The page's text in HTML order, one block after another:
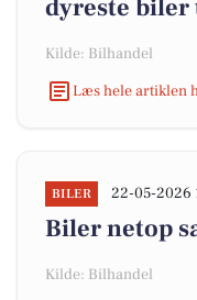
dyreste biler
Kilde: Bilhandel
Læs hele artiklen
BILER 22-05-2026
Biler netop
Kilde: Bilhandel